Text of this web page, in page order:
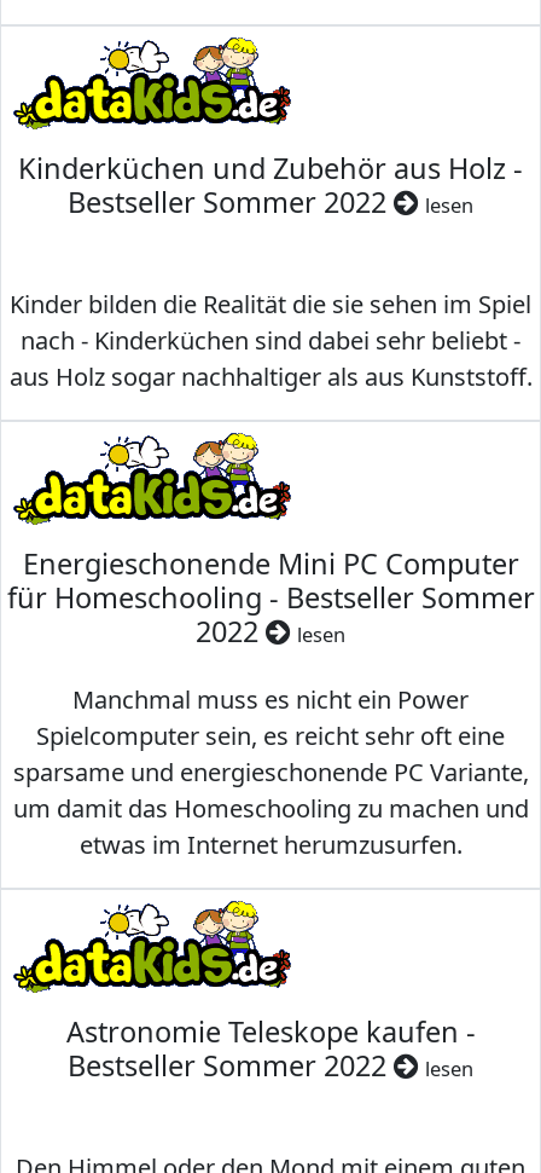
Kinderküchen und Zubehör aus Holz -
Bestseller Sommer 2022
lesen
Kinder bilden die Realität die sie sehen im Spiel
nach - Kinderküchen sind dabei sehr beliebt -
aus Holz sogar nachhaltiger als aus Kunststoff.
Energieschonende Mini PC Computer
für Homeschooling - Bestseller Sommer
2022
lesen
Manchmal muss es nicht ein Power
Spielcomputer sein, es reicht sehr oft eine
sparsame und energieschonende PC Variante,
um damit das Homeschooling zu machen und
etwas im Internet herumzusurfen.
Astronomie Teleskope kaufen -
Bestseller Sommer 2022
lesen